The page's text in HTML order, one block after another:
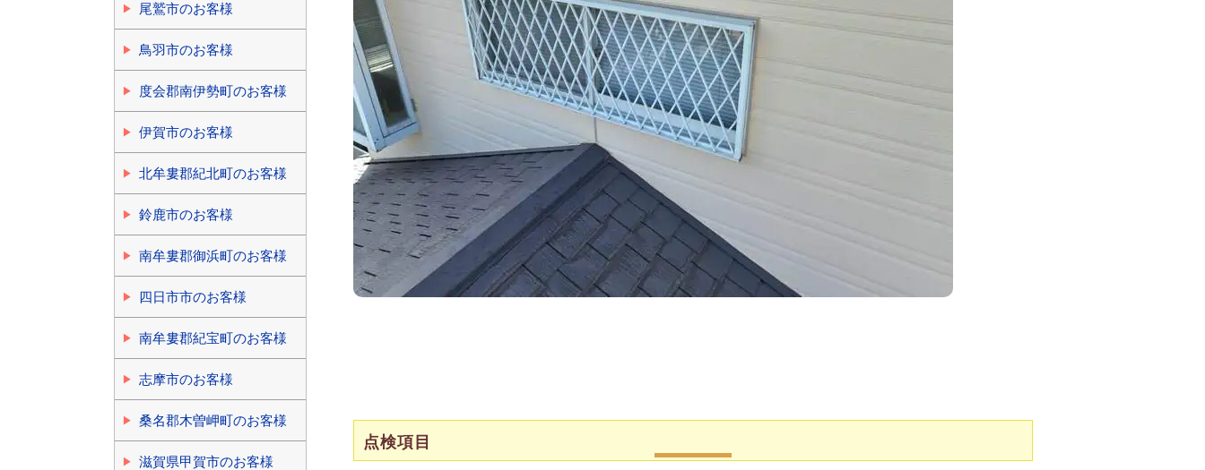
点検項目
尾鷲市のお客様
鳥羽市のお客様
度会郡南伊勢町のお客様
伊賀市のお客様
北牟婁郡紀北町のお客様
鈴鹿市のお客様
南牟婁郡御浜町のお客様
四日市市のお客様
南牟婁郡紀宝町のお客様
志摩市のお客様
桑名郡木曽岬町のお客様
滋賀県甲賀市のお客様